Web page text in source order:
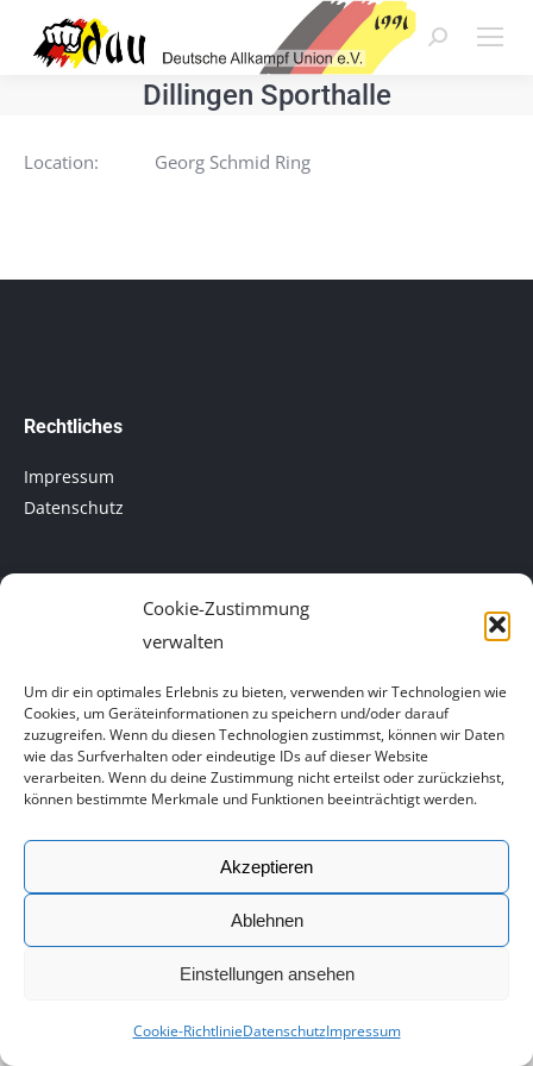
Cookie-Zustimmung
verwalten
Um dir ein optimales Erlebnis zu bieten, verwenden wir Technologien wie
Cookies, um Geräteinformationen zu speichern und/oder darauf
zuzugreifen. Wenn du diesen Technologien zustimmst, können wir Daten
wie das Surfverhalten oder eindeutige IDs auf dieser Website
verarbeiten. Wenn du deine Zustimmung nicht erteilst oder zurückziehst,
können bestimmte Merkmale und Funktionen beeinträchtigt werden.
Akzeptieren
Ablehnen
Einstellungen ansehen
Cookie-RichtlinieDatenschutzImpressum
Search:
Dillingen Sporthalle
Location: Georg Schmid Ring
Rechtliches
Impressum
Datenschutz
© 2019 by Deutsche Allkampf Union (DAU) | Webdesign:
Media, Werbeagentur Augsburg